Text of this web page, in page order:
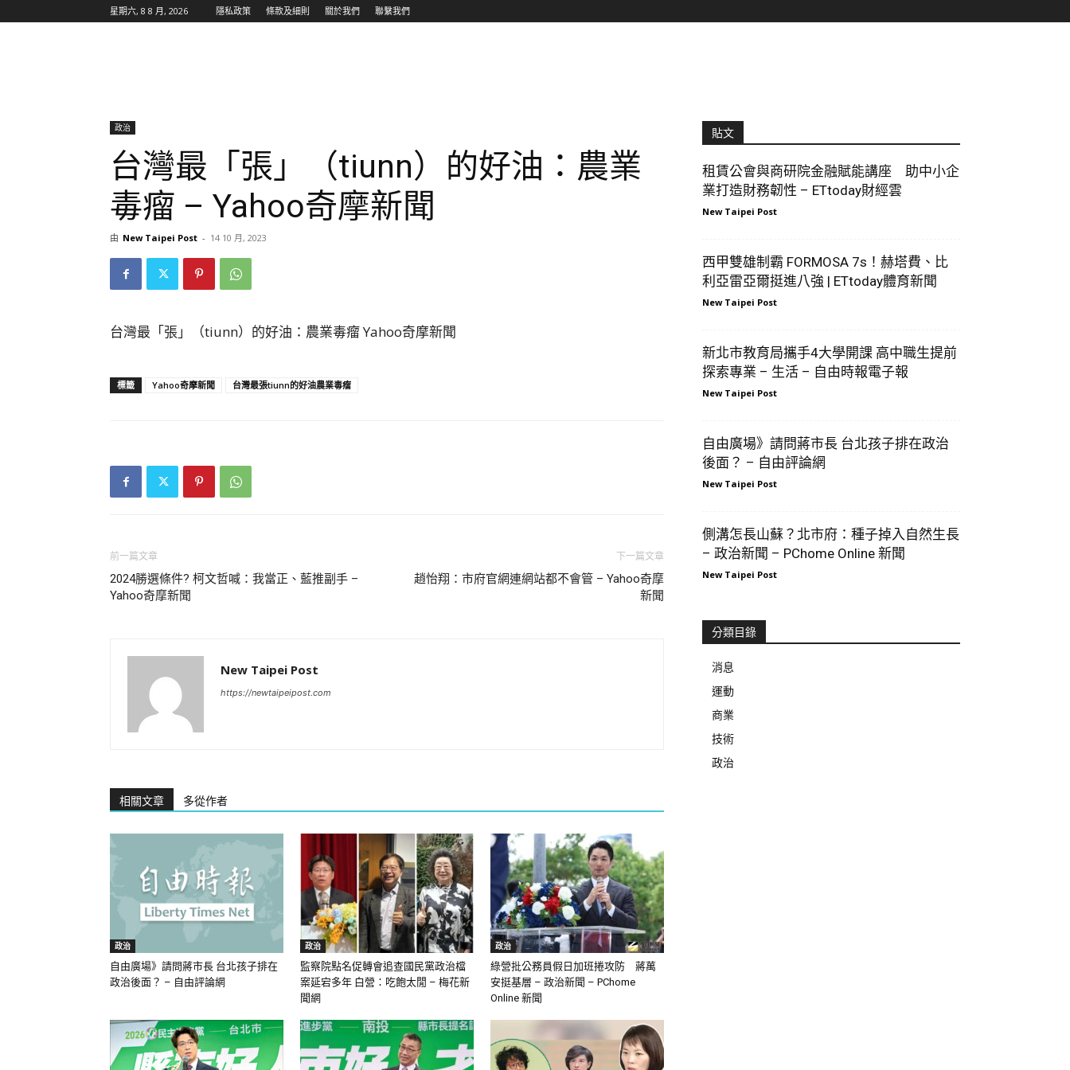
星期六, 8 8 月, 2026 隱私政策 條款及細則 關於我們 聯繫我們
政治
台灣最「張」（tiunn）的好油：農業
毒瘤 – Yahoo奇摩新聞
由 New Taipei Post - 14 10 月, 2023
台灣最「張」（tiunn）的好油：農業毒瘤 Yahoo奇摩新聞
標籤 Yahoo奇摩新聞 台灣最張tiunn的好油農業毒瘤
前一篇文章
2024勝選條件? 柯文哲喊：我當正、藍推副手 –
Yahoo奇摩新聞
下一篇文章
趙怡翔：市府官網連網站都不會管 – Yahoo奇摩
新聞
New Taipei Post
https://newtaipeipost.com
相關文章 多從作者
政治
自由廣場》請問蔣市長 台北孩子排在
政治後面？ – 自由評論網
政治
監察院點名促轉會追查國民黨政治檔
案延宕多年 白營：吃飽太閒 – 梅花新
聞網
政治
綠營批公務員假日加班捲攻防 蔣萬
安挺基層 – 政治新聞 – PChome
Online 新聞
貼文
租賃公會與商研院金融賦能講座 助中小企
業打造財務韌性 – ETtoday財經雲
New Taipei Post
西甲雙雄制霸 FORMOSA 7s！赫塔費、比
利亞雷亞爾挺進八強 | ETtoday體育新聞
New Taipei Post
新北市教育局攜手4大學開課 高中職生提前
探索專業 – 生活 – 自由時報電子報
New Taipei Post
自由廣場》請問蔣市長 台北孩子排在政治
後面？ – 自由評論網
New Taipei Post
側溝怎長山蘇？北市府：種子掉入自然生長
– 政治新聞 – PChome Online 新聞
New Taipei Post
分類目錄
消息
運動
商業
技術
政治